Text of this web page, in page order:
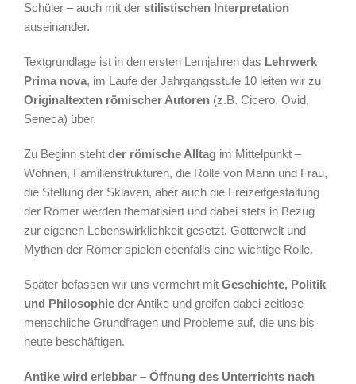
Schüler – auch mit der stilistischen Interpretation
auseinander.
Textgrundlage ist in den ersten Lernjahren das Lehrwerk
Prima nova, im Laufe der Jahrgangsstufe 10 leiten wir zu
Originaltexten römischer Autoren (z.B. Cicero, Ovid,
Seneca) über.
Zu Beginn steht der römische Alltag im Mittelpunkt –
Wohnen, Familienstrukturen, die Rolle von Mann und Frau,
die Stellung der Sklaven, aber auch die Freizeitgestaltung
der Römer werden thematisiert und dabei stets in Bezug
zur eigenen Lebenswirklichkeit gesetzt. Götterwelt und
Mythen der Römer spielen ebenfalls eine wichtige Rolle.
Später befassen wir uns vermehrt mit Geschichte, Politik
und Philosophie der Antike und greifen dabei zeitlose
menschliche Grundfragen und Probleme auf, die uns bis
heute beschäftigen.
Antike wird erlebbar – Öffnung des Unterrichts nach